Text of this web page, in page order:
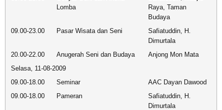
Lomba
Raya, Taman
Budaya
09.00-23.00
Pasar Wisata dan Seni
Safiatuddin, H.
Dimurtala
20.00-22.00
Anugerah Seni dan Budaya
Anjong Mon Mata
Selasa, 11-08-2009
09.00-18.00
Seminar
AAC Dayan Dawood
09.00-18.00
Pameran
Safiatuddin, H.
Dimurtala